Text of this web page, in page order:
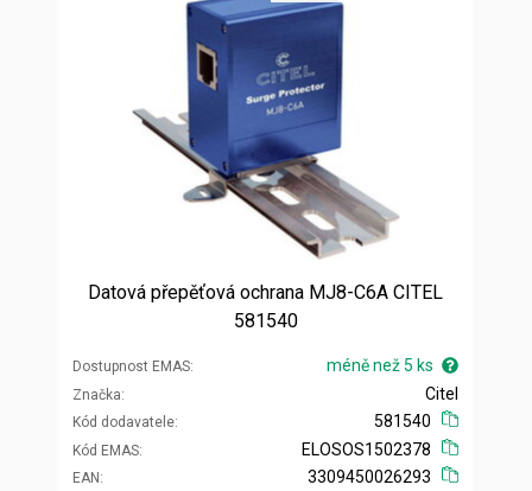
Datová přepěťová ochrana MJ8-C6A CITEL
581540
Dostupnost EMAS méně než 5 ks
Značka
Kód dodavatele
Citel
581540
Kód EMAS
EAN
ELOSOS1502378
3309450026293